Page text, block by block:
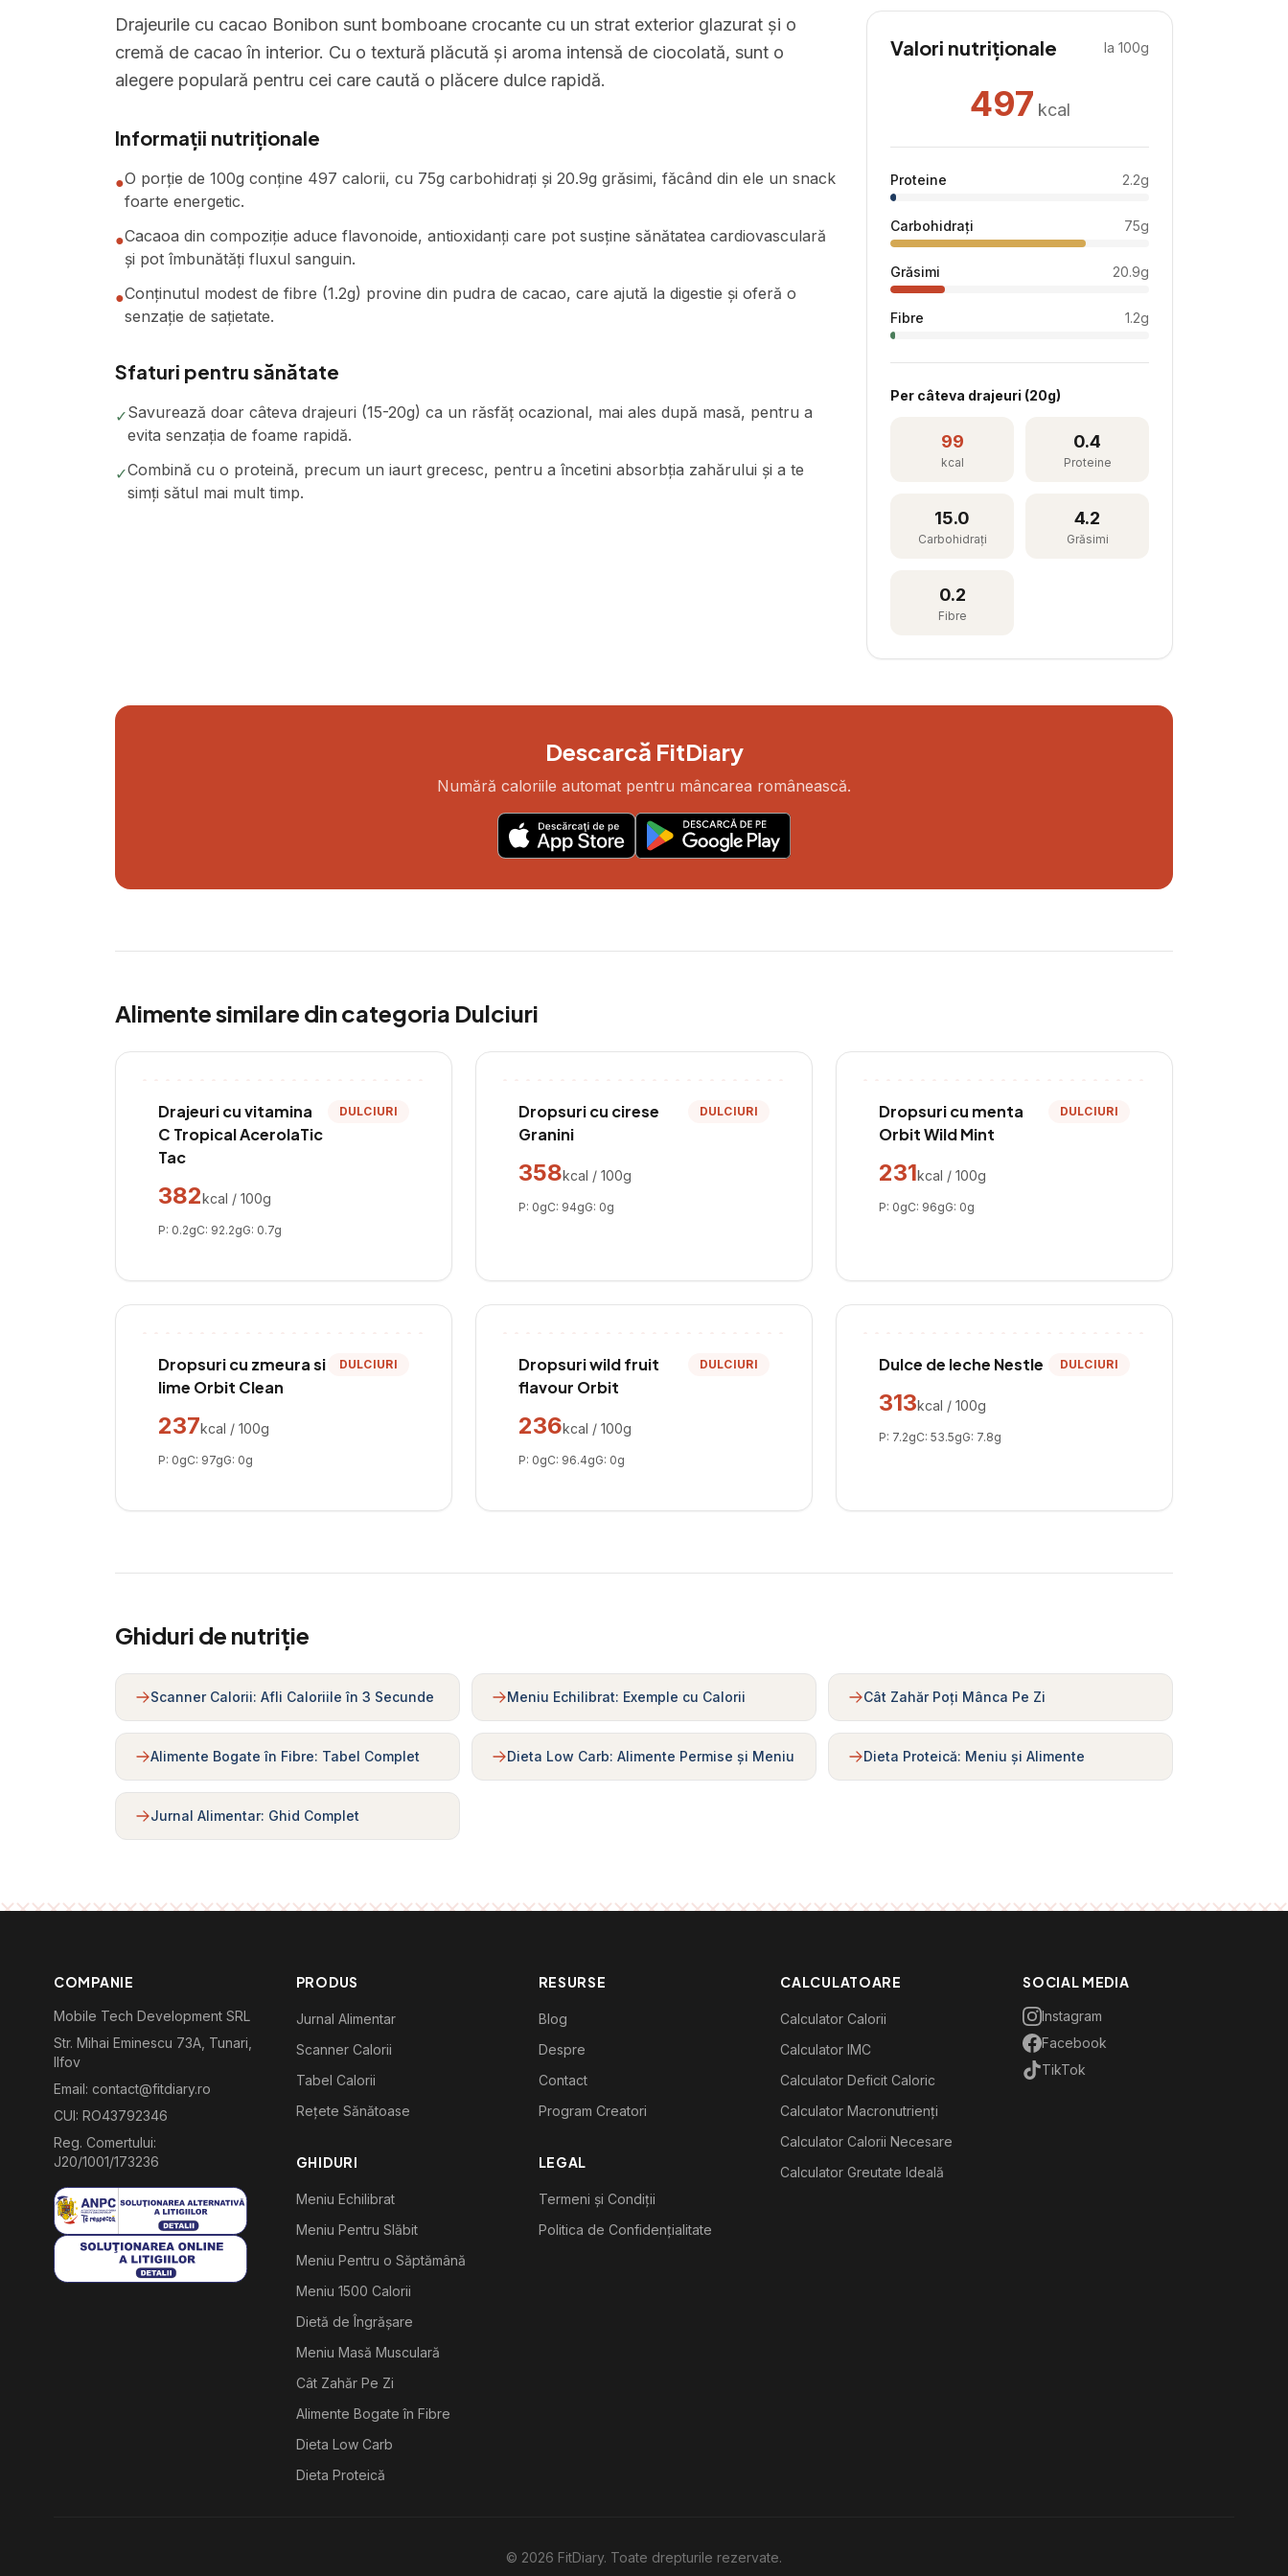
Drajeurile cu cacao Bonibon sunt bomboane crocante cu un strat exterior glazurat și o
cremă de cacao în interior. Cu o textură plăcută și aroma intensă de ciocolată, sunt o
alegere populară pentru cei care caută o plăcere dulce rapidă.
Informații nutriționale
●O porție de 100g conține 497 calorii, cu 75g carbohidrați și 20.9g grăsimi, făcând din ele un snack
foarte energetic.
●Cacaoa din compoziție aduce flavonoide, antioxidanți care pot susține sănătatea cardiovasculară
și pot îmbunătăți fluxul sanguin.
●Conținutul modest de fibre (1.2g) provine din pudra de cacao, care ajută la digestie și oferă o
senzație de sațietate.
Sfaturi pentru sănătate
✓Savurează doar câteva drajeuri (15-20g) ca un răsfăț ocazional, mai ales după masă, pentru a
evita senzația de foame rapidă.
✓Combină cu o proteină, precum un iaurt grecesc, pentru a încetini absorbția zahărului și a te
simți sătul mai mult timp.
Valori nutriționale la 100g
497 kcal
Proteine 2.2g
Carbohidrați 75g
Grăsimi 20.9g
Fibre 1.2g
Per câteva drajeuri (20g)
99
kcal
0.4
Proteine
15.0
Carbohidrați
4.2
Grăsimi
0.2
Fibre
Descarcă FitDiary
Numără caloriile automat pentru mâncarea românească.
Alimente similare din categoria Dulciuri
Drajeuri cu vitamina
C Tropical AcerolaTic
Tac
DULCIURI
382kcal / 100g
P: 0.2gC: 92.2gG: 0.7g
Dropsuri cu cirese
Granini
DULCIURI
358kcal / 100g
P: 0gC: 94gG: 0g
Dropsuri cu menta
Orbit Wild Mint
DULCIURI
231kcal / 100g
P: 0gC: 96gG: 0g
Dropsuri cu zmeura si
lime Orbit Clean
DULCIURI
237kcal / 100g
P: 0gC: 97gG: 0g
Dropsuri wild fruit
flavour Orbit
DULCIURI
236kcal / 100g
P: 0gC: 96.4gG: 0g
Dulce de leche Nestle DULCIURI
313kcal / 100g
P: 7.2gC: 53.5gG: 7.8g
Ghiduri de nutriție
Scanner Calorii: Afli Caloriile în 3 Secunde Meniu Echilibrat: Exemple cu Calorii Cât Zahăr Poți Mânca Pe Zi
Alimente Bogate în Fibre: Tabel Complet Dieta Low Carb: Alimente Permise și Meniu Dieta Proteică: Meniu și Alimente
Jurnal Alimentar: Ghid Complet
COMPANIE
Mobile Tech Development SRL
Str. Mihai Eminescu 73A, Tunari,
Ilfov
Email: contact@fitdiary.ro
CUI: RO43792346
Reg. Comertului:
J20/1001/173236
PRODUS
Jurnal Alimentar
Scanner Calorii
Tabel Calorii
Rețete Sănătoase
GHIDURI
Meniu Echilibrat
Meniu Pentru Slăbit
Meniu Pentru o Săptămână
Meniu 1500 Calorii
Dietă de Îngrășare
Meniu Masă Musculară
Cât Zahăr Pe Zi
Alimente Bogate în Fibre
Dieta Low Carb
Dieta Proteică
RESURSE
Blog
Despre
Contact
Program Creatori
LEGAL
Termeni și Condiții
Politica de Confidențialitate
CALCULATOARE
Calculator Calorii
Calculator IMC
Calculator Deficit Caloric
Calculator Macronutrienți
Calculator Calorii Necesare
Calculator Greutate Ideală
SOCIAL MEDIA
Instagram
Facebook
TikTok
© 2026 FitDiary. Toate drepturile rezervate.